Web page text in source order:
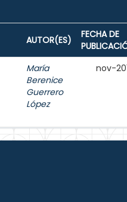
AUTOR(ES)
FECHA DE
María
Berenice
Guerrero
López
nov-